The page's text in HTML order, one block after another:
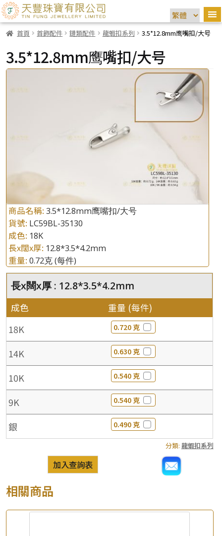
首頁 首飾配件 鏈類配件 龍蝦扣系列 3.5*12.8mm鹰嘴扣/大号
3.5*12.8mm鹰嘴扣/大号
商品名稱: 3.5*12.8mm鹰嘴扣/大号
貨號: LC59BL-35130
成色: 18K
長x闊x厚: 12.8*3.5*4.2mm
重量: 0.72克(每件)
長x闊x厚 : 12.8*3.5*4.2mm
成色 重量 (每件)
18K 0.720 克
14K 0.630 克
10K 0.540 克
9K 0.540 克
銀 0.490 克
分類: 龍蝦扣系列
加入查詢表
相關商品